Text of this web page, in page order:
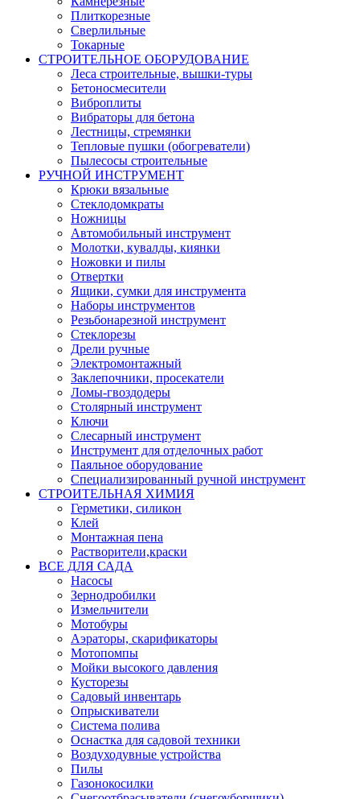
Плиткорезные
Сверлильные
Токарные
СТРОИТЕЛЬНОЕ ОБОРУДОВАНИЕ
Леса строительные, вышки-туры
Бетоносмесители
Виброплиты
Вибраторы для бетона
Лестницы, стремянки
Тепловые пушки (обогреватели)
Пылесосы строительные
РУЧНОЙ ИНСТРУМЕНТ
Крюки вязальные
Стеклодомкраты
Ножницы
Автомобильный инструмент
Молотки, кувалды, киянки
Ножовки и пилы
Отвертки
Ящики, сумки для инструмента
Наборы инструментов
Резьбонарезной инструмент
Стеклорезы
Дрели ручные
Электромонтажный
Заклепочники, просекатели
Ломы-гвоздодеры
Столярный инструмент
Ключи
Слесарный инструмент
Инструмент для отделочных работ
Паяльное оборудование
Специализированный ручной инструмент
СТРОИТЕЛЬНАЯ ХИМИЯ
Герметики, силикон
Клей
Монтажная пена
Растворители,краски
ВСЕ ДЛЯ САДА
Насосы
Зернодробилки
Измельчители
Мотобуры
Аэраторы, скарификаторы
Мотопомпы
Мойки высокого давления
Кусторезы
Садовый инвентарь
Опрыскиватели
Система полива
Оснастка для садовой техники
Воздуходувные устройства
Пилы
Газонокосилки